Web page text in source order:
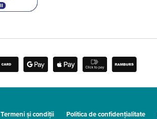
Termeni și condiții Politica de confidențialitate